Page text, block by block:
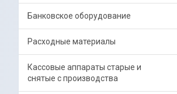
Банковское оборудование
Расходные материалы
Кассовые аппараты старые и
снятые с производства